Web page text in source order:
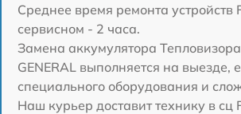
Среднее время ремонта
сервисном - 2 часа.
Замена аккумулятора
GENERAL выполняется на выезде,
специального оборудования и
Наш курьер доставит технику в сц